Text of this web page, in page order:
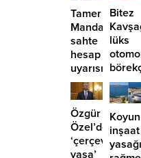
Tamer
sahte
hesap
uyarısı
Bitez
lüks
girdi:
2
Özgür
Özel’den
‘çerçeve
yasa’
inşaat